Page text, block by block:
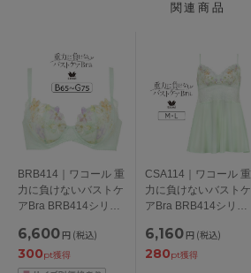
関連商品
BRB414｜ワコール 重
力に負けないバストケ
アBra BRB414シリー
BCDEFGカップ アン
ダー65/70/75/80/85cm
6,600 円 (税込)
300pt獲得
CSA114｜ワコール 重
力に負けないバストケ
アBra BRB414シリー
6,160 円 (税込)
280pt獲得